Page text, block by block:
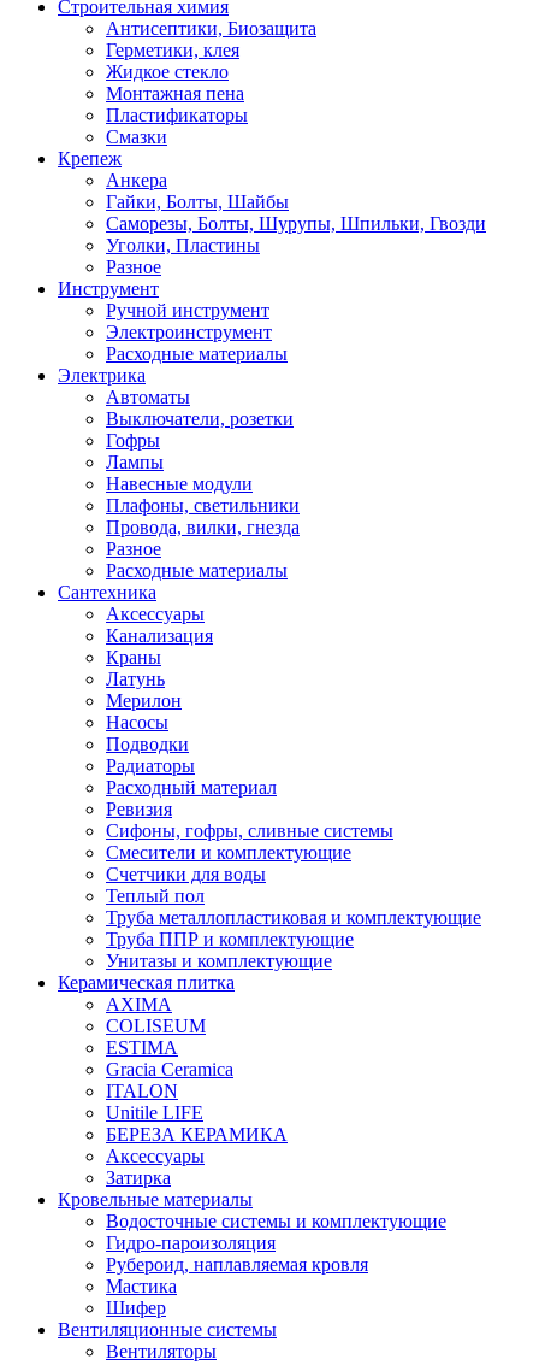
Строительная химия
Антисептики, Биозащита
Герметики, клея
Жидкое стекло
Монтажная пена
Пластификаторы
Смазки
Крепеж
Анкера
Гайки, Болты, Шайбы
Саморезы, Болты, Шурупы, Шпильки, Гвозди
Уголки, Пластины
Разное
Инструмент
Ручной инструмент
Электроинструмент
Расходные материалы
Электрика
Автоматы
Выключатели, розетки
Гофры
Лампы
Навесные модули
Плафоны, светильники
Провода, вилки, гнезда
Разное
Расходные материалы
Сантехника
Аксессуары
Канализация
Краны
Латунь
Мерилон
Насосы
Подводки
Радиаторы
Расходный материал
Ревизия
Сифоны, гофры, сливные системы
Смесители и комплектующие
Счетчики для воды
Теплый пол
Труба металлопластиковая и комплектующие
Труба ППР и комплектующие
Унитазы и комплектующие
Керамическая плитка
AXIMA
COLISEUM
ESTIMA
Gracia Ceramica
ITALON
Unitile LIFE
БЕРЕЗА КЕРАМИКА
Аксессуары
Затирка
Кровельные материалы
Водосточные системы и комплектующие
Гидро-пароизоляция
Рубероид, наплавляемая кровля
Мастика
Шифер
Вентиляционные системы
Вентиляторы